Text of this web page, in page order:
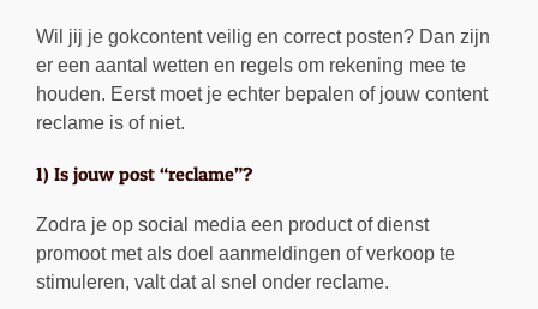
Wil jij je gokcontent veilig en correct posten? Dan zijn
er een aantal wetten en regels om rekening mee te
houden. Eerst moet je echter bepalen of jouw content
reclame is of niet.
1) Is jouw post “reclame”?
Zodra je op social media een product of dienst
promoot met als doel aanmeldingen of verkoop te
stimuleren, valt dat al snel onder reclame.